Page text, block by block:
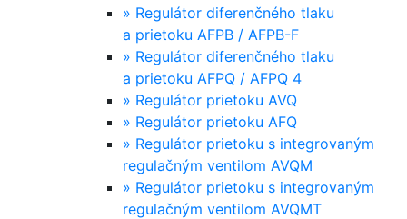
» Regulátor diferenčného tlaku
a prietoku AFPB / AFPB-F
» Regulátor diferenčného tlaku
a prietoku AFPQ / AFPQ 4
» Regulátor prietoku AVQ
» Regulátor prietoku AFQ
» Regulátor prietoku s integrovaným
regulačným ventilom AVQM
» Regulátor prietoku s integrovaným
regulačným ventilom AVQMT